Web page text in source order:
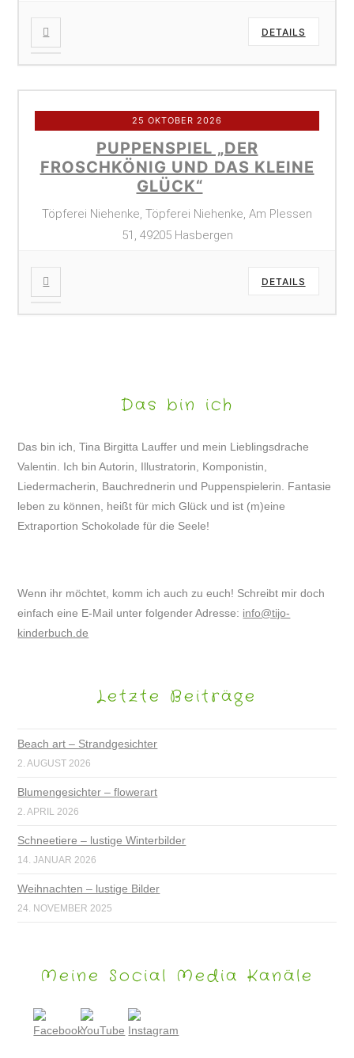
DETAILS
25 OKTOBER 2026
PUPPENSPIEL „DER
FROSCHKÖNIG UND DAS KLEINE
GLÜCK“
Töpferei Niehenke, Töpferei Niehenke, Am Plessen
51, 49205 Hasbergen
DETAILS
Das bin ich
Das bin ich, Tina Birgitta Lauffer und mein Lieblingsdrache
Valentin. Ich bin Autorin, Illustratorin, Komponistin,
Liedermacherin, Bauchrednerin und Puppenspielerin. Fantasie
leben zu können, heißt für mich Glück und ist (m)eine
Extraportion Schokolade für die Seele!
Wenn ihr möchtet, komm ich auch zu euch! Schreibt mir doch
einfach eine E-Mail unter folgender Adresse: info@tijo-
kinderbuch.de
Letzte Beiträge
Beach art – Strandgesichter
2. AUGUST 2026
Blumengesichter – flowerart
2. APRIL 2026
Schneetiere – lustige Winterbilder
14. JANUAR 2026
Weihnachten – lustige Bilder
24. NOVEMBER 2025
Meine Social Media Kanäle